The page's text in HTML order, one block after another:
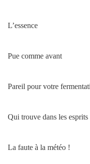
L’essence
Pue comme avant
Pareil pour votre
Qui trouve dans les
La faute à la météo !